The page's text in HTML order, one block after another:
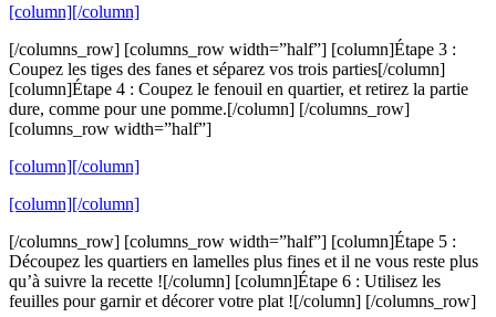
[column][/column]
[/columns_row] [columns_row width=”half”] [column]Étape 3 :
Coupez les tiges des fanes et séparez vos trois parties[/column]
[column]Étape 4 : Coupez le fenouil en quartier, et retirez la partie
dure, comme pour une pomme.[/column] [/columns_row]
[columns_row width=”half”]
[column][/column]
[column][/column]
[/columns_row] [columns_row width=”half”] [column]Étape 5 :
Découpez les quartiers en lamelles plus fines et il ne vous reste plus
qu’à suivre la recette ![/column] [column]Étape 6 : Utilisez les
feuilles pour garnir et décorer votre plat ![/column] [/columns_row]